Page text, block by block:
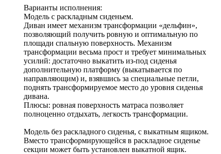
Варианты исполнения:
Модель с раскладным сиденьем.
Диван имеет механизм трансформации «дельфин»,
позволяющий получить ровную и оптимальную по
площади спальную поверхность. Механизм
трансформации весьма прост и требует минимальных
усилий: достаточно выкатить из-под сиденья
дополнительную платформу (выкатывается по
направляющим) и, взявшись за специальные петли,
поднять трансформируемое место до уровня сиденья
дивана.
Плюсы: ровная поверхность матраса позволяет
полноценно отдыхать, легкость трансформации.
Модель без раскладного сиденья, с выкатным ящиком.
Вместо трансформирующейся в раскладное сиденье
секции может быть установлен выкатной ящик.